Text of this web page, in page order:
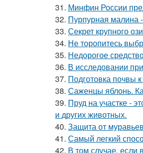
31. Минфин России
32. Пурпурная малина
33. Секрет крупного
34. Не торопитесь
35. Недорогое
36. В исследовании
37. Подготовка почвы
38. Саженцы яблонь.
39. Пруд на участке -
и других животных.
40. Защита от
41. Самый легкий
42. В том случае, если